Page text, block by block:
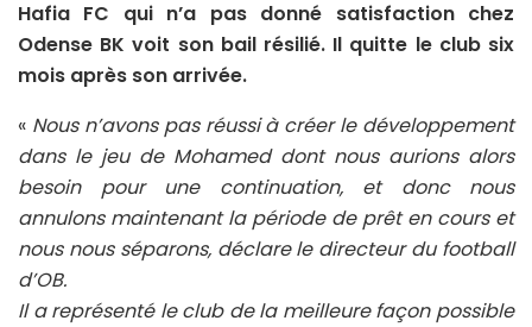
Hafia FC qui n’a pas donné satisfaction chez
Odense BK voit son bail résilié. Il quitte le club six
mois après son arrivée.
« Nous n’avons pas réussi à créer le développement
dans le jeu de Mohamed dont nous aurions alors
besoin pour une continuation, et donc nous
annulons maintenant la période de prêt en cours et
nous nous séparons, déclare le directeur du football
d’OB.
Il a représenté le club de la meilleure façon possible